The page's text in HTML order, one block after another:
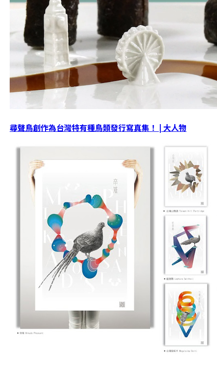
尋聲鳥創作為台灣特有種鳥類發行寫真集！ | 大人物